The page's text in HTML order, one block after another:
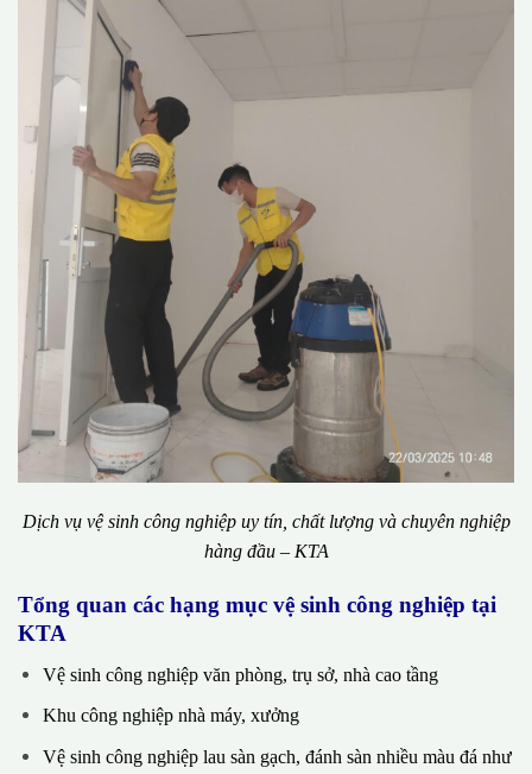
Dịch vụ vệ sinh công nghiệp uy tín, chất lượng và chuyên nghiệp
hàng đầu – KTA
Tổng quan các hạng mục vệ sinh công nghiệp tại
KTA
Vệ sinh công nghiệp văn phòng, trụ sở, nhà cao tầng
Khu công nghiệp nhà máy, xưởng
Vệ sinh công nghiệp lau sàn gạch, đánh sàn nhiều màu đá như